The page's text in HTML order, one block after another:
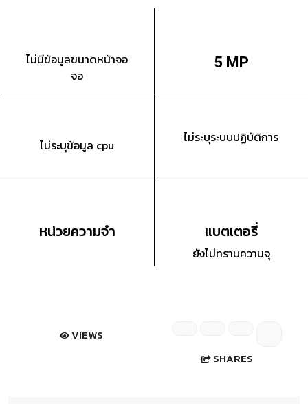
ไม่มีข้อมูลขนาดหน้าจอ
จอ
5 MP
ไม่ระบุข้อมูล cpu ไม่ระบุระบบปฏิบัติการ
หน่วยความจำ แบตเตอรี่
ยังไม่ทราบความจุ
VIEWS
SHARES